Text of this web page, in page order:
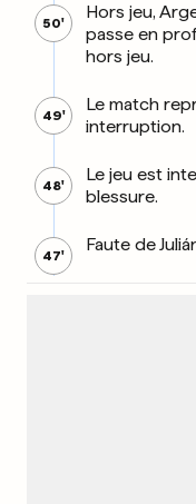
50'
Hors jeu,
passe en
hors jeu.
49'
Le match
interruption.
48'
Le jeu est
blessure.
47'
Faute de